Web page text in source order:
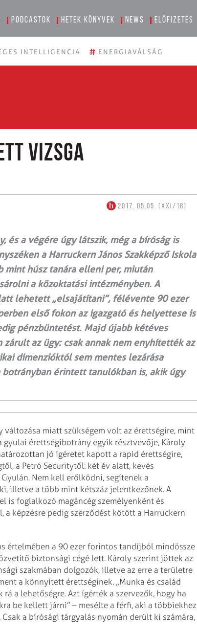
Podcastok Hetek könyvek News Előfizetés
INTELLIGENCIA # ENERGIAVÁLSÁG
vizsga
2017. 05.05. (XXI/18)
és a végére úgy látszik, még a bíróság is
a Harruckern János Szakképző Iskola
húsz tanára elleni per, miután
a közoktatási intézményben. A
lehetett „elsajátítani”, félévente 90 ezer
első fokon az igazgató és helyettese is
pénzbüntetést. Majd újabb kétéves
az ügy: csak annak nem enyhítették az
dimenzióktól sem mentes lezárása
érintett tanulókban is, akik úgy
változása miatt szükségem volt az érettségire, mint
gyulai érettségibotrány egyik résztvevője, Károly
jó ígéretet kapott a rapid érettségire,
a Petró Securitytől: két év alatt, kevés
Nem kell erőlködni, segítenek a
illetve a több mint kétszáz jelentkezőnek. A
is foglalkozó magáncég személyenként és
képzésre pedig szerződést kötött a Harruckern
értelmében a 90 ezer forintos tandíjból mindössze
biztonsági cégé lett. Károly szerint jöttek az
szakmában dolgozók, illetve az erre a területre
a könnyített érettséginek. „Munka és család
a lehetőségre. Azt ígérték a szervezők, hogy ha
be kellett járni” – mesélte a férfi, aki a többiekhez
a bírósági tárgyalás nyomán derült ki számára,